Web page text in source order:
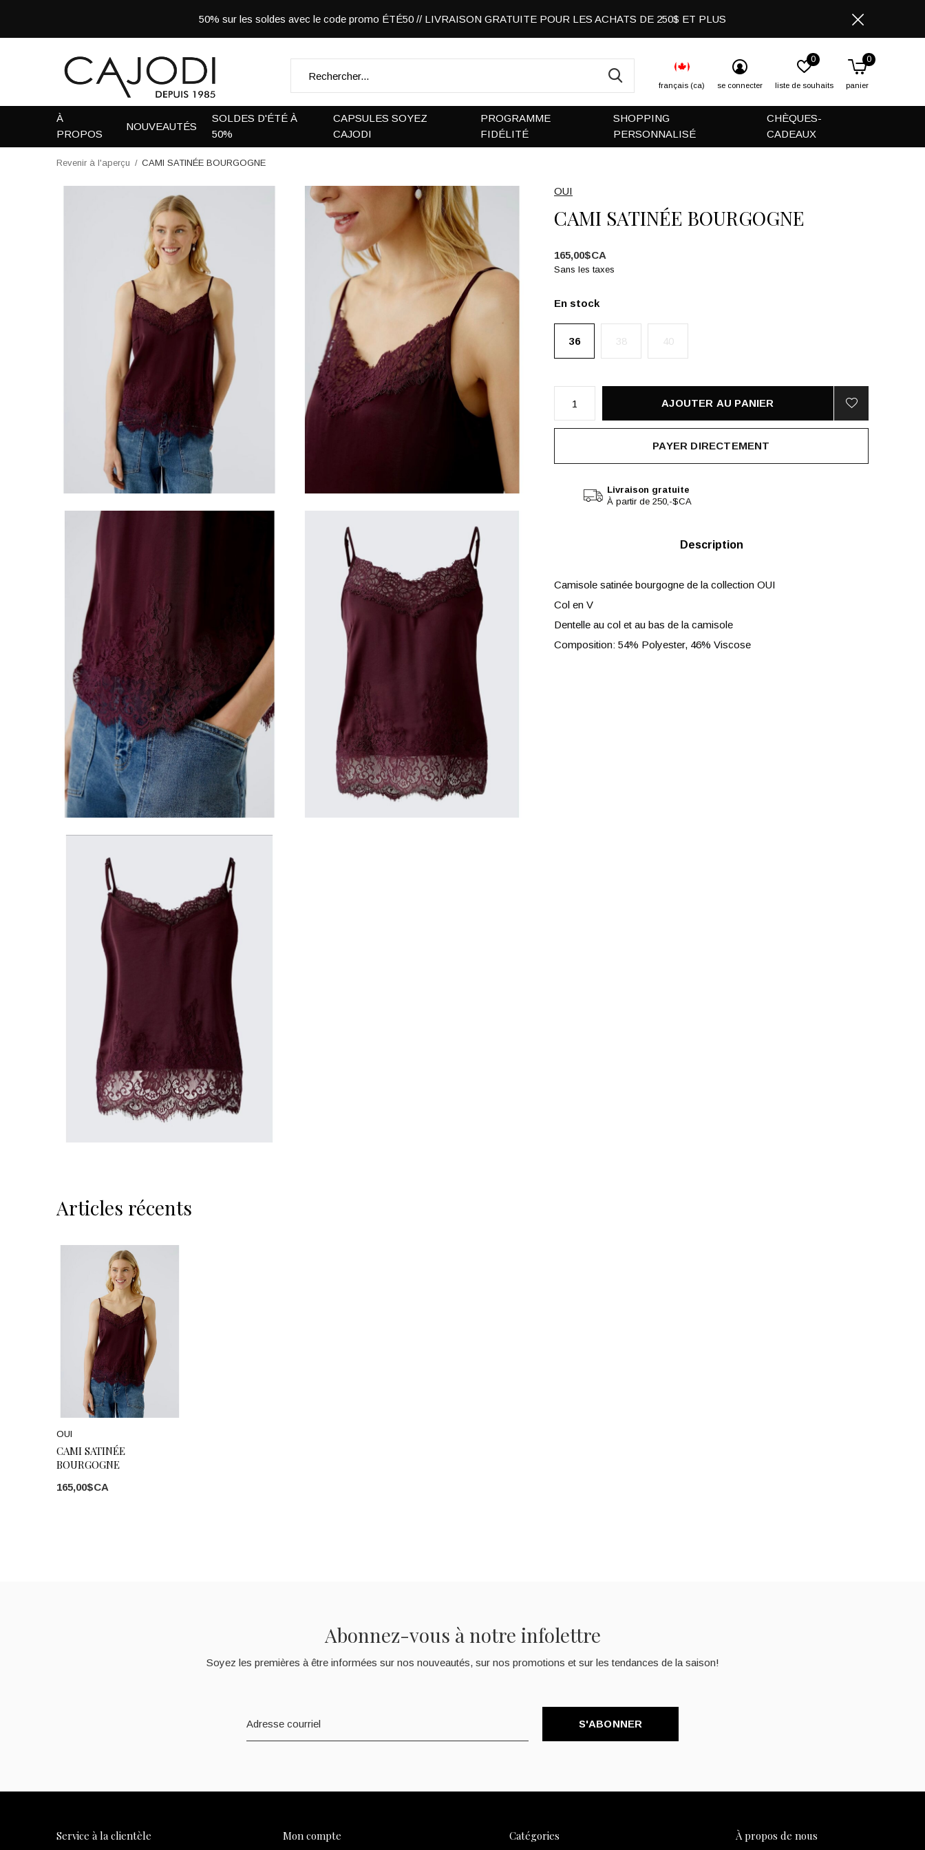
À
PROPOS
NOUVEAUTÉS
SOLDES D'ÉTÉ À
50%
CAPSULES SOYEZ
CAJODI
PROGRAMME
FIDÉLITÉ
SHOPPING
PERSONNALISÉ
CHÈQUES-
CADEAUX
français (ca) se connecter liste de souhaits
0
panier
0
50% sur les soldes avec le code promo ÉTÉ50 // LIVRAISON GRATUITE POUR LES ACHATS DE 250$ ET PLUS
Revenir à l'aperçu CAMI SATINÉE BOURGOGNE
OUI
CAMI SATINÉE BOURGOGNE
165,00$CA
Sans les taxes
En stock
36 38 40
AJOUTER AU PANIER
PAYER DIRECTEMENT
Livraison gratuite
À partir de 250,-$CA
Description
Camisole satinée bourgogne de la collection OUI
Col en V
Dentelle au col et au bas de la camisole
Composition: 54% Polyester, 46% Viscose
Articles récents
OUI
CAMI SATINÉE
BOURGOGNE
165,00$CA
Abonnez-vous à notre infolettre
Soyez les premières à être informées sur nos nouveautés, sur nos promotions et sur les tendances de la saison!
S'ABONNER
Service à la clientèle Mon compte Catégories À propos de nous